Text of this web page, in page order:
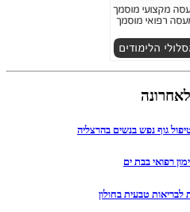
גוף נפש בנשים בהרצליה
רפואי בבת ים
טבעית בחולון